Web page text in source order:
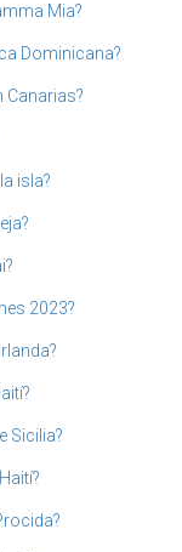
Mia?
Dominicana?
Canarias?
isla?
2023?
Sicilia?